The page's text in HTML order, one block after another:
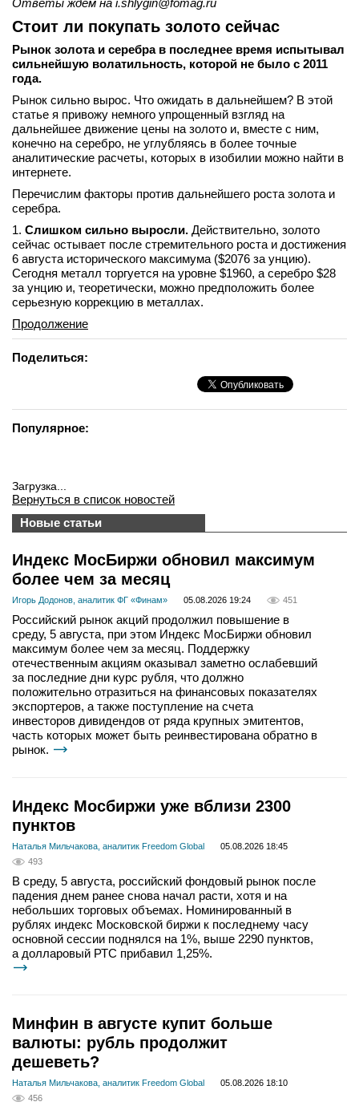
Ответы ждем на i.shlygin@fomag.ru
Стоит ли покупать золото сейчас
Рынок золота и серебра в последнее время испытывал
сильнейшую волатильность, которой не было с 2011
года.
Рынок сильно вырос. Что ожидать в дальнейшем? В этой
статье я привожу немного упрощенный взгляд на
дальнейшее движение цены на золото и, вместе с ним,
конечно на серебро, не углубляясь в более точные
аналитические расчеты, которых в изобилии можно найти в
интернете.
Перечислим факторы против дальнейшего роста золота и
серебра.
1. Слишком сильно выросли. Действительно, золото
сейчас остывает после стремительного роста и достижения
6 августа исторического максимума ($2076 за унцию).
Сегодня металл торгуется на уровне $1960, а серебро $28
за унцию и, теоретически, можно предположить более
серьезную коррекцию в металлах.
Продолжение
Поделиться:
Популярное:
Загрузка...
Вернуться в список новостей
Новые статьи
Индекс МосБиржи обновил максимум
более чем за месяц
Игорь Додонов, аналитик ФГ «Финам» 05.08.2026 19:24 451
Российский рынок акций продолжил повышение в
среду, 5 августа, при этом Индекс МосБиржи обновил
максимум более чем за месяц. Поддержку
отечественным акциям оказывал заметно ослабевший
за последние дни курс рубля, что должно
положительно отразиться на финансовых показателях
экспортеров, а также поступление на счета
инвесторов дивидендов от ряда крупных эмитентов,
часть которых может быть реинвестирована обратно в
рынок.
Индекс Мосбиржи уже вблизи 2300
пунктов
Наталья Мильчакова, аналитик Freedom Global
05.08.2026 18:45
493
В среду, 5 августа, российский фондовый рынок после
падения днем ранее снова начал расти, хотя и на
небольших торговых объемах. Номинированный в
рублях индекс Московской биржи к последнему часу
основной сессии поднялся на 1%, выше 2290 пунктов,
а долларовый РТС прибавил 1,25%.
Минфин в августе купит больше
валюты: рубль продолжит
дешеветь?
Наталья Мильчакова, аналитик Freedom Global
05.08.2026 18:10
456